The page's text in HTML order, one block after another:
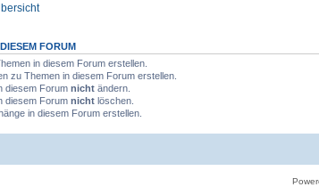
FORUM
in diesem Forum erstellen.
zu Themen in diesem Forum erstellen.
diesem Forum nicht ändern.
diesem Forum nicht löschen.
in diesem Forum erstellen.